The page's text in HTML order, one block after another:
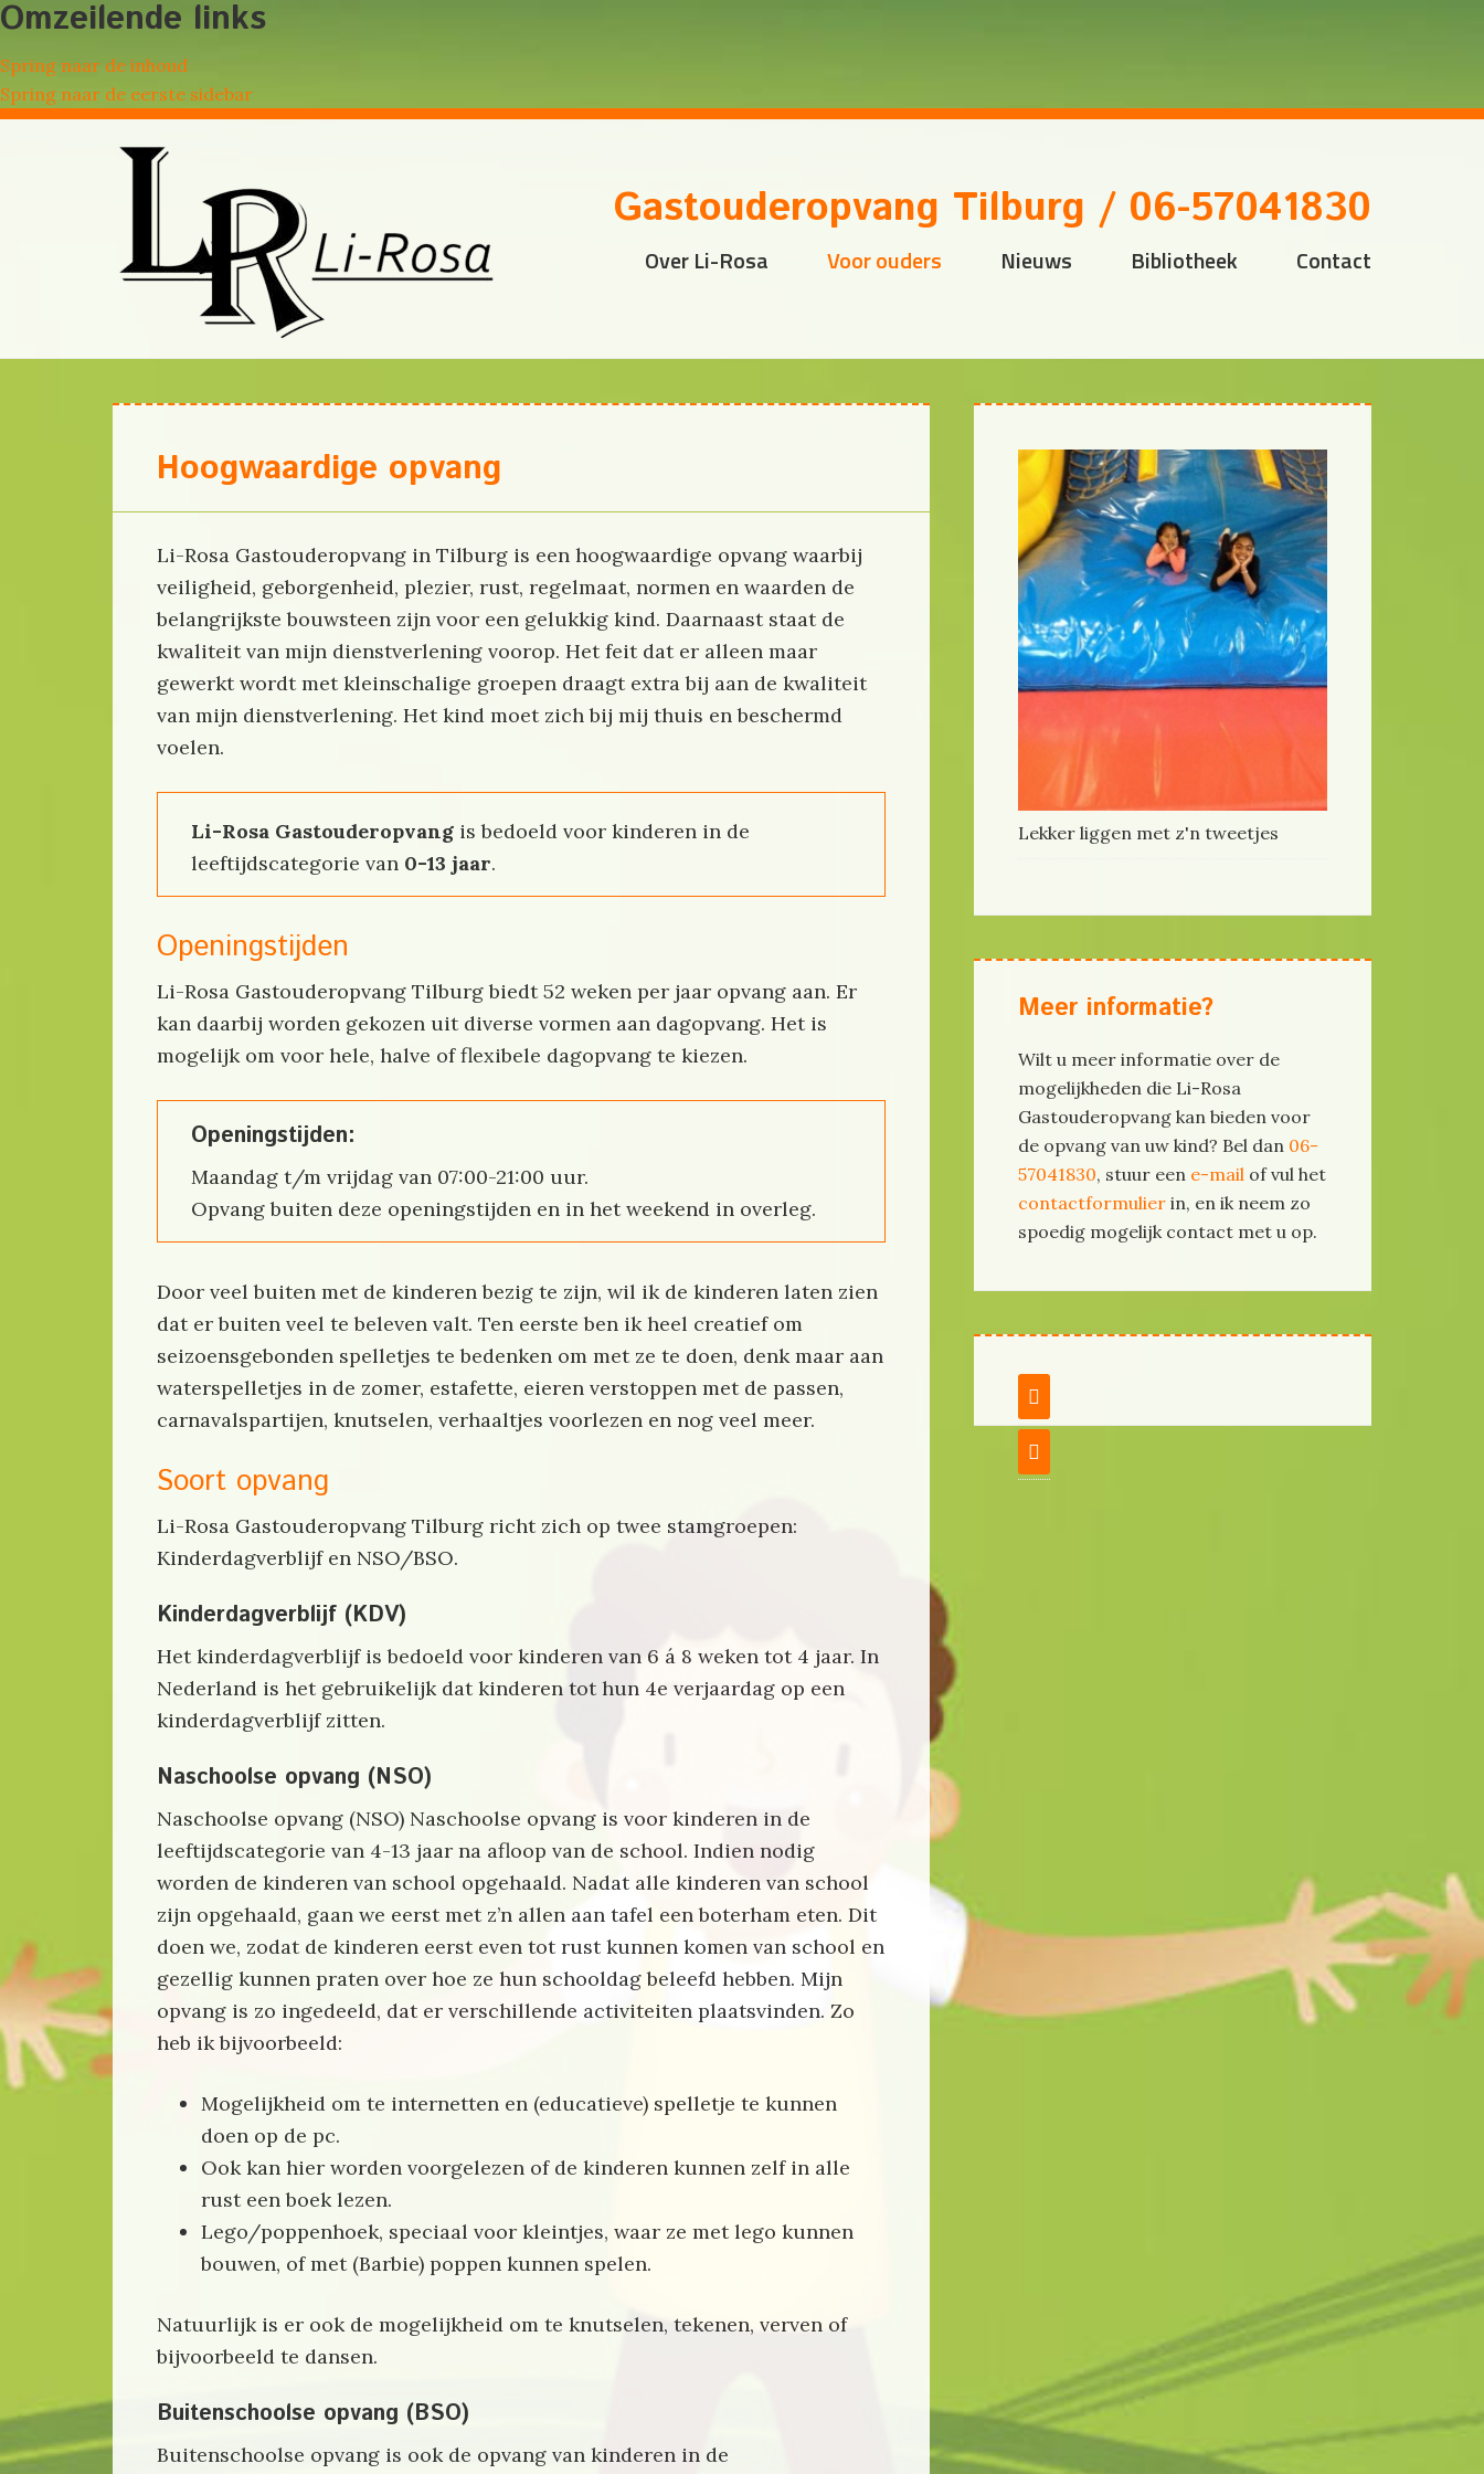
Omzeilende links
Spring naar de inhoud
Spring naar de eerste sidebar
Gastouderopvang Tilburg / 06-57041830
Over Li-Rosa Voor ouders Nieuws Bibliotheek Contact
Hoogwaardige opvang
Li-Rosa Gastouderopvang in Tilburg is een hoogwaardige opvang waarbij
veiligheid, geborgenheid, plezier, rust, regelmaat, normen en waarden de
belangrijkste bouwsteen zijn voor een gelukkig kind. Daarnaast staat de
kwaliteit van mijn dienstverlening voorop. Het feit dat er alleen maar
gewerkt wordt met kleinschalige groepen draagt extra bij aan de kwaliteit
van mijn dienstverlening. Het kind moet zich bij mij thuis en beschermd
voelen.
Li-Rosa Gastouderopvang is bedoeld voor kinderen in de
leeftijdscategorie van 0-13 jaar.
Openingstijden
Li-Rosa Gastouderopvang Tilburg biedt 52 weken per jaar opvang aan. Er
kan daarbij worden gekozen uit diverse vormen aan dagopvang. Het is
mogelijk om voor hele, halve of flexibele dagopvang te kiezen.
Openingstijden:
Maandag t/m vrijdag van 07:00-21:00 uur.
Opvang buiten deze openingstijden en in het weekend in overleg.
Door veel buiten met de kinderen bezig te zijn, wil ik de kinderen laten zien
dat er buiten veel te beleven valt. Ten eerste ben ik heel creatief om
seizoensgebonden spelletjes te bedenken om met ze te doen, denk maar aan
waterspelletjes in de zomer, estafette, eieren verstoppen met de passen,
carnavalspartijen, knutselen, verhaaltjes voorlezen en nog veel meer.
Soort opvang
Li-Rosa Gastouderopvang Tilburg richt zich op twee stamgroepen:
Kinderdagverblijf en NSO/BSO.
Kinderdagverblijf (KDV)
Het kinderdagverblijf is bedoeld voor kinderen van 6 á 8 weken tot 4 jaar. In
Nederland is het gebruikelijk dat kinderen tot hun 4e verjaardag op een
kinderdagverblijf zitten.
Naschoolse opvang (NSO)
Naschoolse opvang (NSO) Naschoolse opvang is voor kinderen in de
leeftijdscategorie van 4-13 jaar na afloop van de school. Indien nodig
worden de kinderen van school opgehaald. Nadat alle kinderen van school
zijn opgehaald, gaan we eerst met z’n allen aan tafel een boterham eten. Dit
doen we, zodat de kinderen eerst even tot rust kunnen komen van school en
gezellig kunnen praten over hoe ze hun schooldag beleefd hebben. Mijn
opvang is zo ingedeeld, dat er verschillende activiteiten plaatsvinden. Zo
heb ik bijvoorbeeld:
Mogelijkheid om te internetten en (educatieve) spelletje te kunnen
doen op de pc.
Ook kan hier worden voorgelezen of de kinderen kunnen zelf in alle
rust een boek lezen.
Lego/poppenhoek, speciaal voor kleintjes, waar ze met lego kunnen
bouwen, of met (Barbie) poppen kunnen spelen.
Natuurlijk is er ook de mogelijkheid om te knutselen, tekenen, verven of
bijvoorbeeld te dansen.
Buitenschoolse opvang (BSO)
Buitenschoolse opvang is ook de opvang van kinderen in de
Lekker liggen met z'n tweetjes
Meer informatie?
Wilt u meer informatie over de
mogelijkheden die Li-Rosa
Gastouderopvang kan bieden voor
de opvang van uw kind? Bel dan 06-
57041830, stuur een e-mail of vul het
contactformulier in, en ik neem zo
spoedig mogelijk contact met u op.

